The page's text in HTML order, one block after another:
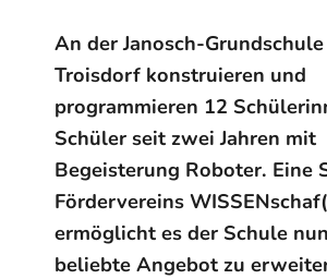
An der Janosch-
Troisdorf konstruieren und
programmieren 12
Schüler seit zwei Jahren mit
Begeisterung Roboter. Eine
Fördervereins
ermöglicht es der Schule
beliebte Angebot zu